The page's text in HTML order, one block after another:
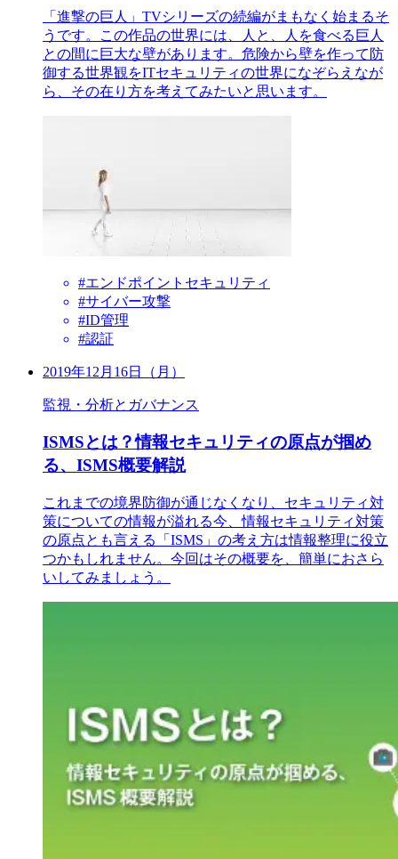
「進撃の巨人」TVシリーズの続編がまもなく始まるそ
うです。この作品の世界には、人と、人を食べる巨人
との間に巨大な壁があります。危険から壁を作って防
御する世界観をITセキュリティの世界になぞらえなが
ら、その在り方を考えてみたいと思います。
#エンドポイントセキュリティ
#サイバー攻撃
#ID管理
#認証
2019年12月16日（月）
監視・分析とガバナンス
ISMSとは？情報セキュリティの原点が掴め
る、ISMS概要解説
これまでの境界防御が通じなくなり、セキュリティ対
策についての情報が溢れる今、情報セキュリティ対策
の原点とも言える「ISMS」の考え方は情報整理に役立
つかもしれません。今回はその概要を、簡単におさら
いしてみましょう。